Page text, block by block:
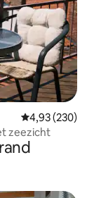
Gemiddelde
4,93 (230)
zeezicht